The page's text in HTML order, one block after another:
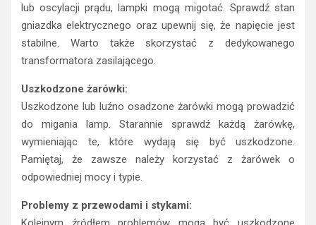
lub oscylacji prądu, lampki mogą migotać. Sprawdź stan
gniazdka elektrycznego oraz upewnij się, że napięcie jest
stabilne. Warto także skorzystać z dedykowanego
transformatora zasilającego.
Uszkodzone żarówki:
Uszkodzone lub luźno osadzone żarówki mogą prowadzić
do migania lamp. Starannie sprawdź każdą żarówkę,
wymieniając te, które wydają się być uszkodzone.
Pamiętaj, że zawsze należy korzystać z żarówek o
odpowiedniej mocy i typie.
Problemy z przewodami i stykami: